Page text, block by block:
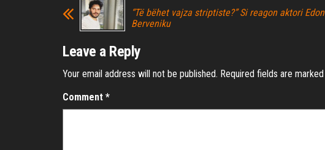
“Të bëhet vajza striptiste?” Si reagon aktori Edon
Berveniku
Leave a Reply
Your email address will not be published. Required fields are marked
Comment *